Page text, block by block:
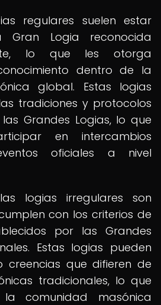
regulares suelen estar
Logia reconocida
lo que les otorga
dentro de la
global. Estas logias
tradiciones y protocolos
Grandes Logias, lo que
en intercambios
oficiales a nivel
logias irregulares son
con los criterios de
por las Grandes
Estas logias pueden
creencias que difieren de
tradicionales, lo que
comunidad masónica